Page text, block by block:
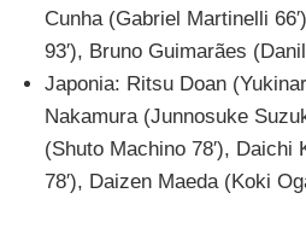
Cunha (Gabriel Martinelli
93′), Bruno Guimarães
Japonia: Ritsu Doan
Nakamura (Junnosuke
(Shuto Machino 78′), Daichi
78′), Daizen Maeda (Koki